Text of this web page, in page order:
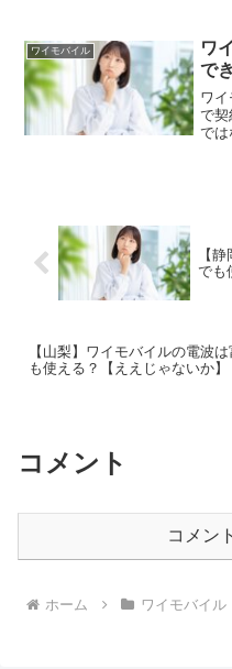
約
ワイモバイル
ワ
で
ワ
で契
では
【
でも
【山梨】ワイモバイルの電波
も使える？【ええじゃないか】
コメント
コメン
ホーム ワイモバイル